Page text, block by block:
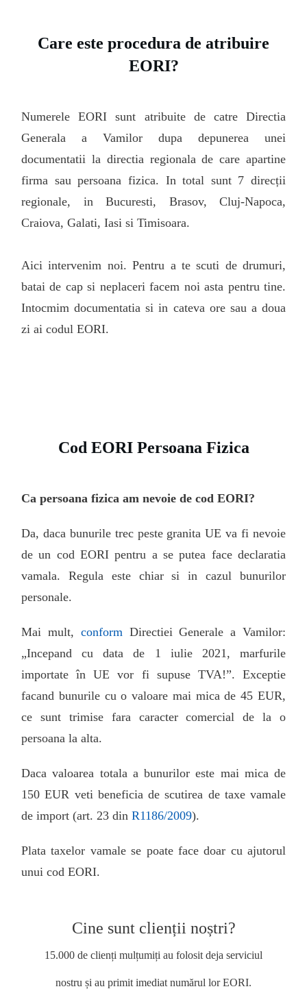
Care este procedura de atribuire
EORI?
Numerele EORI sunt atribuite de catre Directia
Generala a Vamilor dupa depunerea unei
documentatii la directia regionala de care apartine
firma sau persoana fizica. In total sunt 7 direcții
regionale, in Bucuresti, Brasov, Cluj-Napoca,
Craiova, Galati, Iasi si Timisoara.
Aici intervenim noi. Pentru a te scuti de drumuri,
batai de cap si neplaceri facem noi asta pentru tine.
Intocmim documentatia si in cateva ore sau a doua
zi ai codul EORI.
Cod EORI Persoana Fizica
Ca persoana fizica am nevoie de cod EORI?
Da, daca bunurile trec peste granita UE va fi nevoie
de un cod EORI pentru a se putea face declaratia
vamala. Regula este chiar si in cazul bunurilor
personale.
Mai mult, conformDirectiei Generale a Vamilor:
„Incepand cu data de 1 iulie 2021, marfurile
importate în UE vor fi supuse TVA!”. Exceptie
facand bunurile cu o valoare mai mica de 45 EUR,
ce sunt trimise fara caracter comercial de la o
persoana la alta.
Daca valoarea totala a bunurilor este mai mica de
150 EUR veti beneficia de scutirea de taxe vamale
de import (art. 23 din R1186/2009).
Plata taxelor vamale se poate face doar cu ajutorul
unui cod EORI.
Cine sunt clienții noștri?
15.000 de clienți mulțumiți au folosit deja serviciul
nostru și au primit imediat numărul lor EORI.